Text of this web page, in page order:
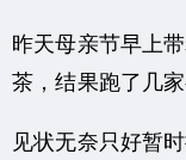
昨天母亲节早上
茶，结果跑了几
见状无奈只好暂